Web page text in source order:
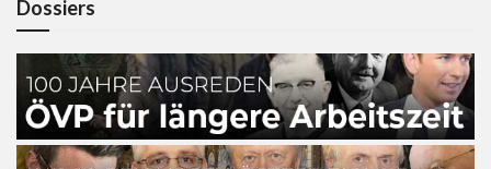
Dossiers